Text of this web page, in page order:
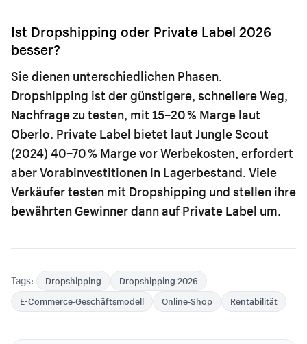
Ist Dropshipping oder Private Label 2026
besser?
Sie dienen unterschiedlichen Phasen.
Dropshipping ist der günstigere, schnellere Weg,
Nachfrage zu testen, mit 15–20 % Marge laut
Oberlo. Private Label bietet laut Jungle Scout
(2024) 40–70 % Marge vor Werbekosten, erfordert
aber Vorabinvestitionen in Lagerbestand. Viele
Verkäufer testen mit Dropshipping und stellen ihre
bewährten Gewinner dann auf Private Label um.
Tags: Dropshipping
Dropshipping 2026
E-Commerce-Geschäftsmodell
Online-Shop Rentabilität